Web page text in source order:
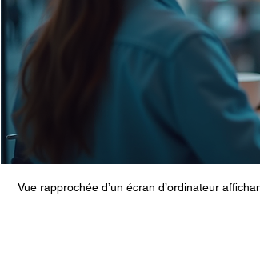
Vue rapprochée d’un écran d’ordinateur